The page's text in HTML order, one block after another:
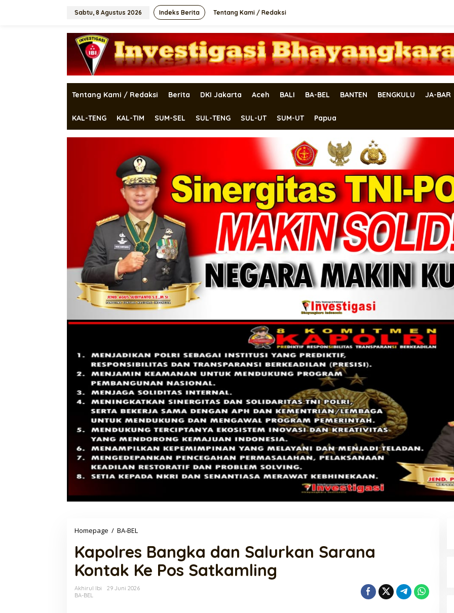
Sabtu, 8 Agustus 2026 Indeks Berita Tentang Kami / Redaksi
Tentang Kami / Redaksi Berita DKI Jakarta Aceh BALI BA-BEL BANTEN BENGKULU JA-BAR
KAL-TENG KAL-TIM SUM-SEL SUL-TENG SUL-UT SUM-UT Papua
Homepage / BA-BEL
dan
Salurkan
Sarana
Kontak
Ke
Kapolres Bangka dan Salurkan Sarana
Kontak Ke Pos Satkamling
Akhirul Ibi
29 Juni 2026
BA-BEL